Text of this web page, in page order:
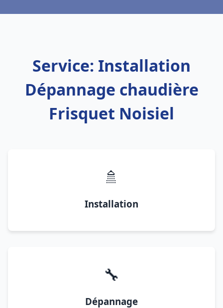
Service: Installation
Dépannage chaudière
Frisquet Noisiel
🚿
Installation
🔧
Dépannage